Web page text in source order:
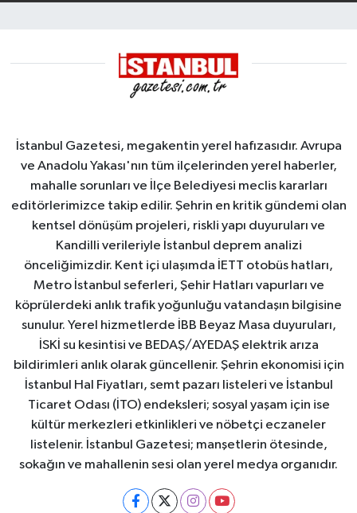
İstanbul Gazetesi, megakentin yerel hafızasıdır. Avrupa
ve Anadolu Yakası'nın tüm ilçelerinden yerel haberler,
mahalle sorunları ve İlçe Belediyesi meclis kararları
editörlerimizce takip edilir. Şehrin en kritik gündemi olan
kentsel dönüşüm projeleri, riskli yapı duyuruları ve
Kandilli verileriyle İstanbul deprem analizi
önceliğimizdir. Kent içi ulaşımda İETT otobüs hatları,
Metro İstanbul seferleri, Şehir Hatları vapurları ve
köprülerdeki anlık trafik yoğunluğu vatandaşın bilgisine
sunulur. Yerel hizmetlerde İBB Beyaz Masa duyuruları,
İSKİ su kesintisi ve BEDAŞ/AYEDAŞ elektrik arıza
bildirimleri anlık olarak güncellenir. Şehrin ekonomisi için
İstanbul Hal Fiyatları, semt pazarı listeleri ve İstanbul
Ticaret Odası (İTO) endeksleri; sosyal yaşam için ise
kültür merkezleri etkinlikleri ve nöbetçi eczaneler
listelenir. İstanbul Gazetesi; manşetlerin ötesinde,
sokağın ve mahallenin sesi olan yerel medya organıdır.